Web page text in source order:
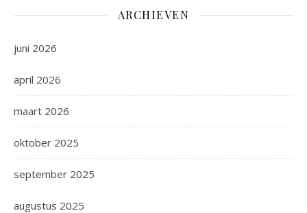
ARCHIEVEN
juni 2026
april 2026
maart 2026
oktober 2025
september 2025
augustus 2025